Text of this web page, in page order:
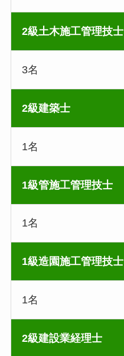
2級土木施工管理技士
3名
2級建築士
1名
1級管施工管理技士
1名
1級造園施工管理技士
1名
2級建設業経理士